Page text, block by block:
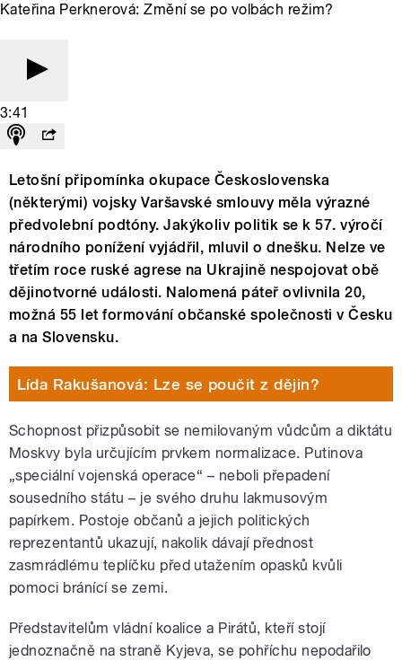
Kateřina Perknerová: Změní se po volbách režim?
3:41
Letošní připomínka okupace Československa
(některými) vojsky Varšavské smlouvy měla výrazné
předvolební podtóny. Jakýkoliv politik se k 57. výročí
národního ponížení vyjádřil, mluvil o dnešku. Nelze ve
třetím roce ruské agrese na Ukrajině nespojovat obě
dějinotvorné události. Nalomená páteř ovlivnila 20,
možná 55 let formování občanské společnosti v Česku
a na Slovensku.
Lída Rakušanová: Lze se poučit z dějin?
Schopnost přizpůsobit se nemilovaným vůdcům a diktátu
Moskvy byla určujícím prvkem normalizace. Putinova
„speciální vojenská operace“ – neboli přepadení
sousedního státu – je svého druhu lakmusovým
papírkem. Postoje občanů a jejich politických
reprezentantů ukazují, nakolik dávají přednost
zasmrádlému teplíčku před utažením opasků kvůli
pomoci bránící se zemi.
Představitelům vládní koalice a Pirátů, kteří stojí
jednoznačně na straně Kyjeva, se pohříchu nepodařilo